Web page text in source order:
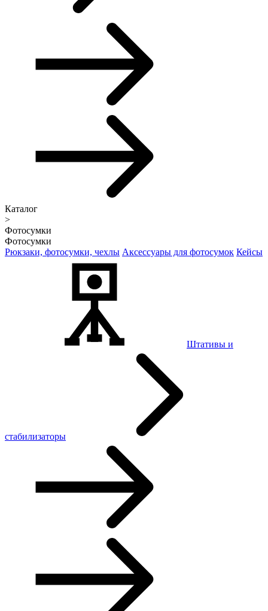
Каталог
>
Фотосумки
Фотосумки
Рюкзаки, фотосумки, чехлы Аксессуары для фотосумок Кейсы
Штативы и
стабилизаторы